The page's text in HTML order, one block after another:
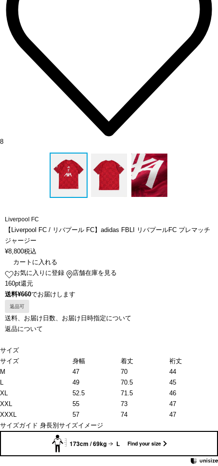
8
Liverpool FC
【Liverpool FC / リバプール FC】adidas FBLI リバプールFC プレマッチ
ジャージー
¥8,800税込
カートに入れる
お気に入りに登録
店舗在庫を見る
160pt還元
送料¥660でお届けします
返品可
送料、お届け日数、お届け日時指定について
返品について
サイズ
サイズ
身幅 着丈
裄丈
M
47 70
44
L
49 70.5
45
XL
52.5 71.5
46
XXL
55 73
47
XXXL
57 74
47
サイズガイド 身長別サイズイメージ
173cm / 69kg L Find your size